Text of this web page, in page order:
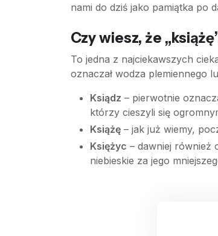
nami do dziś jako pamiątka po
Czy wiesz, że
To jedna z najciekawszych
oznaczał wodza plemiennego
Ksiądz – pierwotnie
którzy cieszyli się
Książę – jak już wiemy,
Księżyc – dawniej również
niebieskie za jego